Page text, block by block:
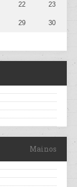
22 23
29 30
Mainos